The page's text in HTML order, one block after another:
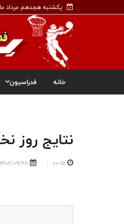
یکشنبه هجدهم مرداد
خانه فدراسیون
نتایج روز
00:15
1402/09/28